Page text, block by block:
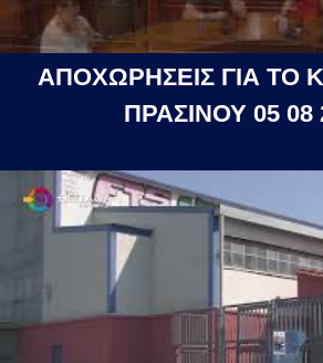
ΑΠΟΧΩΡΗΣΕΙΣ ΓΙΑ ΤΟ
ΠΡΑΣΙΝΟΥ 05 08